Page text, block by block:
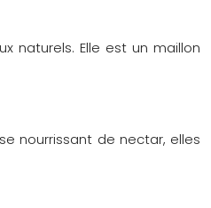
naturels. Elle est un maillon
nourrissant de nectar, elles